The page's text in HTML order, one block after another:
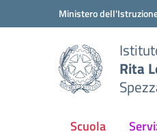
Vai ai contenuti
Vai al menu di navigazione
Ministero
Rita
Scuola